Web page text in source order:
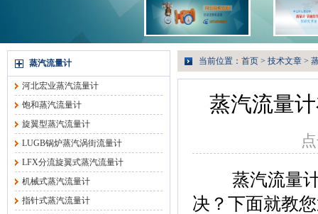
蒸汽流量计
河北宏业蒸汽流量计
饱和蒸汽流量计
旋翼型蒸汽流量计
LUGB锅炉蒸汽涡街流量计
LFX分流旋翼式蒸汽流量计
机械式蒸汽流量计
指针式蒸汽流量计
当前位置： 首页 > 技术文章 >
蒸汽流量
蒸汽流量计
决？下面就教